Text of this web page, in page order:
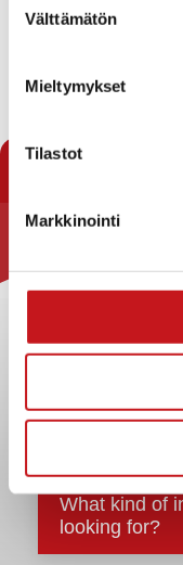
valinta
Välttämätön
Mieltymykset
Tilastot
Markkinointi
kuntosalin
Yhteystiedot
Strategiat,
Tietosuoja
Tietosuojaselosteet